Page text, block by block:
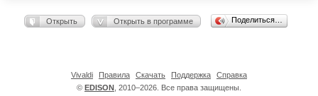
Открыть Открыть в программе Поделиться…
© EDISON , 2010–2026. Все права защищены.
Vivaldi Правила Скачать Поддержка Справка